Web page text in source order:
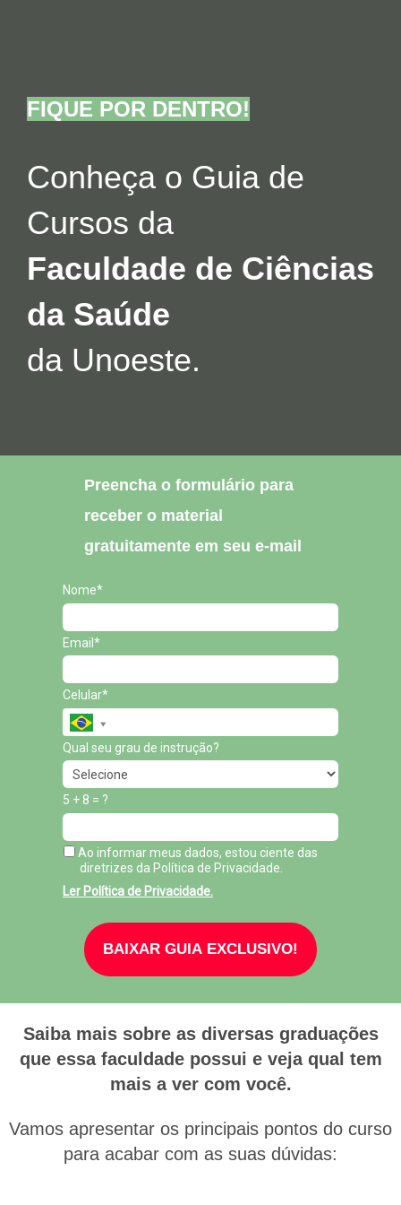
FIQUE POR DENTRO!
Conheça o Guia de
Cursos da
Faculdade de Ciências
da Saúde
da Unoeste.
Preencha o formulário para
receber o material
gratuitamente em seu e-mail
Nome*
Email*
Celular*
Qual seu grau de instrução?
5 + 8 = ?
Ao informar meus dados, estou ciente das
diretrizes da Política de Privacidade.
Ler Política de Privacidade.
BAIXAR GUIA EXCLUSIVO!
Saiba mais sobre as diversas graduações
que essa faculdade possui e veja qual tem
mais a ver com você.
Vamos apresentar os principais pontos do curso
para acabar com as suas dúvidas: